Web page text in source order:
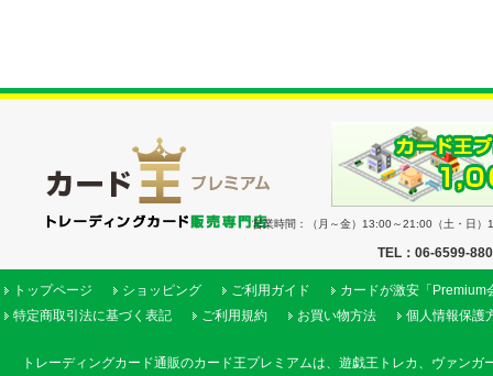
営業時間：（月～金）13:00～21:00（土・日
TEL：06-6599-
トップページ ショッピング ご利用ガイド
カードが激安「Premium
特定商取引法に基づく表記
ご利用規約 お買い物方法 個人情報保護
トレーディングカード通販のカード王プレミアムは、遊戯王トレカ、ヴァン